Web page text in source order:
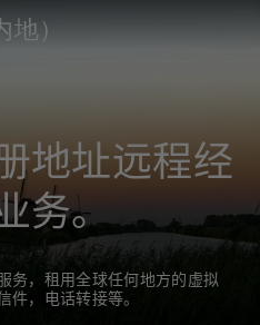
）
地址远程经
务。
务，租用全球任何地方的虚拟
，电话转接等。